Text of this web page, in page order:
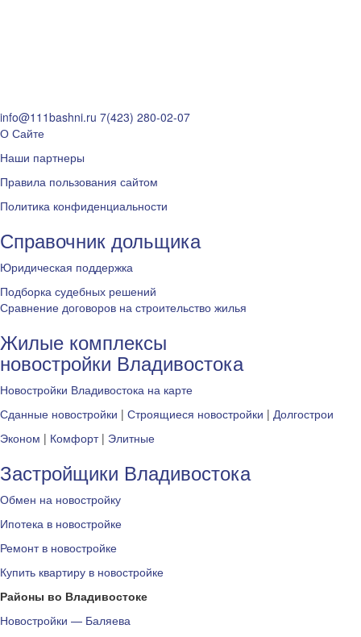
info@111bashni.ru 7(423) 280-02-07
О Сайте
Наши партнеры
Правила пользования сайтом
Политика конфиденциальности
Справочник дольщика
Юридическая поддержка
Подборка судебных решений
Сравнение договоров на строительство жилья
Жилые комплексы
новостройки Владивостока
Новостройки Владивостока на карте
Сданные новостройки | Строящиеся новостройки | Долгострои
Эконом | Комфорт| Элитные
Застройщики Владивостока
Обмен на новостройку
Ипотека в новостройке
Ремонт в новостройке
Купить квартиру в новостройке
Районы во Владивостоке
Новостройки — Баляева